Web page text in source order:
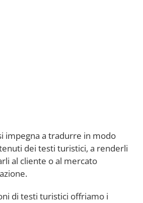
impegna a tradurre in modo
dei testi turistici, a renderli
al cliente o al mercato
di testi turistici offriamo i